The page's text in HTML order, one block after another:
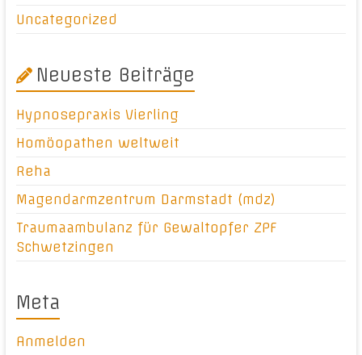
Uncategorized
Neueste Beiträge
Hypnosepraxis Vierling
Homöopathen weltweit
Reha
Magendarmzentrum Darmstadt (mdz)
Traumaambulanz für Gewaltopfer ZPF
Schwetzingen
Meta
Anmelden